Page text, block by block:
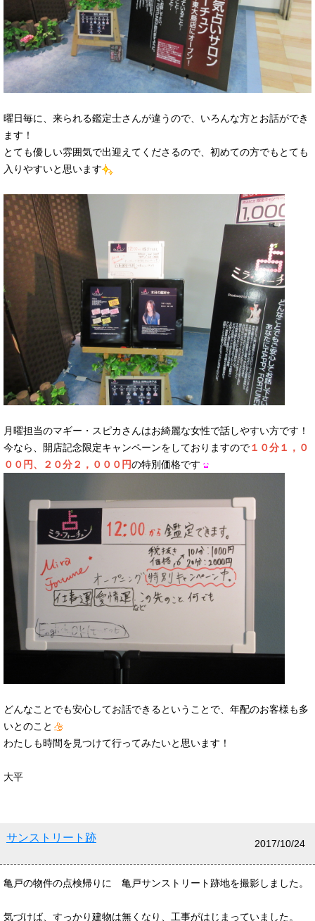
曜日毎に、来られる鑑定士さんが違うので、いろんな方とお話ができ
ます！
とても優しい雰囲気で出迎えてくださるので、初めての方でもとても
入りやすいと思います
月曜担当のマギー・スピカさんはお綺麗な女性で話しやすい方です！
今なら、開店記念限定キャンペーンをしておりますので１０分１，０
００円、２０分２，０００円の特別価格です
どんなことでも安心してお話できるということで、年配のお客様も多
いとのこと
わたしも時間を見つけて行ってみたいと思います！
大平
サンストリート跡 2017/10/24
亀戸の物件の点検帰りに 亀戸サンストリート跡地を撮影しました。
気づけば、すっかり建物は無くなり、工事がはじまっていました。